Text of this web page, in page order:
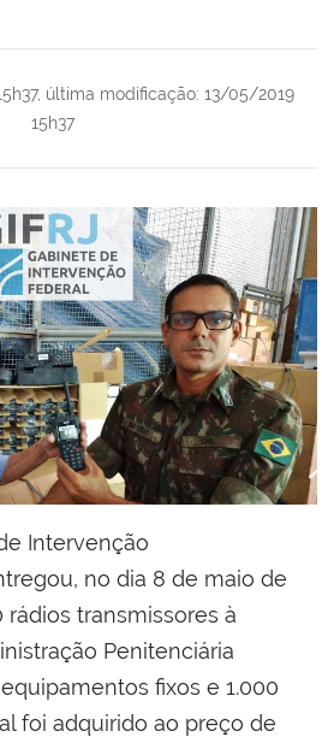
, última modificação: 13/05/2019
15h37
Intervenção
no dia 8 de maio de
rádios transmissores à
Penitenciária
fixos e 1.000
foi adquirido ao preço de